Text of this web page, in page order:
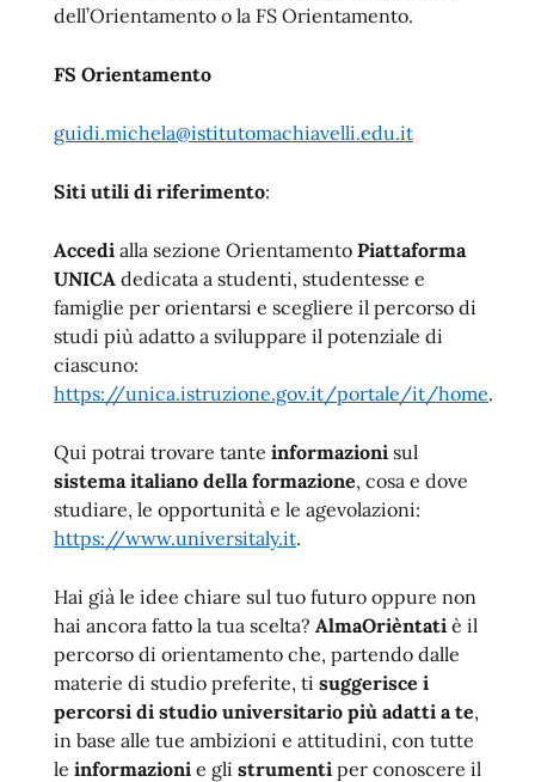
dell’Orientamento o la FS Orientamento.
FS Orientamento
guidi.michela@istitutomachiavelli.edu.it
Siti utili di riferimento:
Accedi alla sezione Orientamento Piattaforma
UNICA dedicata a studenti, studentesse e
famiglie per orientarsi e scegliere il percorso di
studi più adatto a sviluppare il potenziale di
ciascuno:
https://unica.istruzione.gov.it/portale/it/home.
Qui potrai trovare tante informazioni sul
sistema italiano della formazione, cosa e dove
studiare, le opportunità e le agevolazioni:
https://www.universitaly.it.
Hai già le idee chiare sul tuo futuro oppure non
hai ancora fatto la tua scelta? AlmaOrièntati è il
percorso di orientamento che, partendo dalle
materie di studio preferite, ti suggerisce i
percorsi di studio universitario più adatti a te,
in base alle tue ambizioni e attitudini, con tutte
le informazioni e gli strumenti per conoscere il